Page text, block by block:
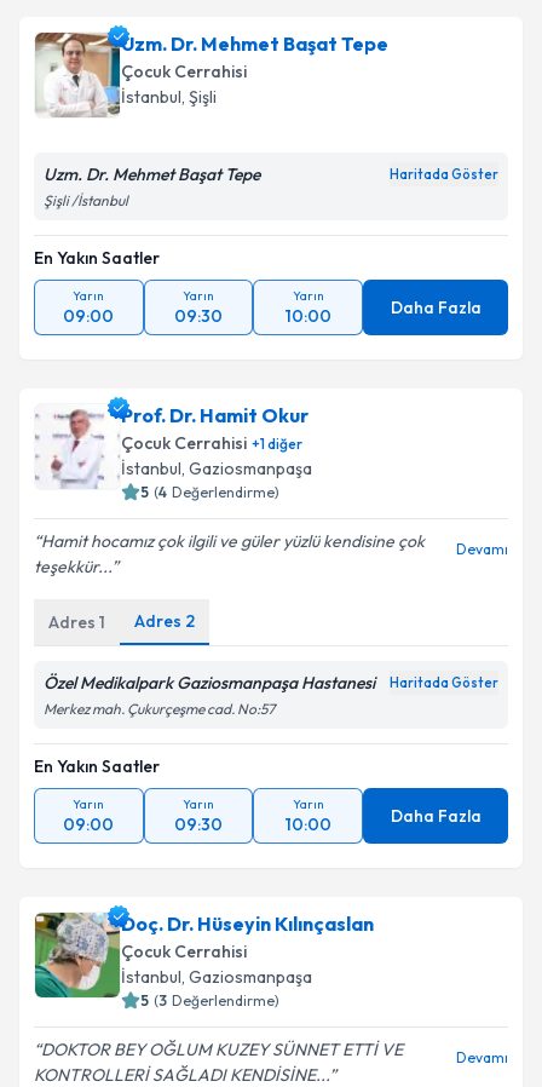
Uzm. Dr. Mehmet Başat Tepe
Çocuk Cerrahisi
İstanbul, Şişli
Uzm. Dr. Mehmet Başat Tepe Haritada Göster
Şişli /İstanbul
En Yakın Saatler
Yarın
09:00
Yarın
09:30
Yarın
10:00 Daha Fazla
Prof. Dr. Hamit Okur
Çocuk Cerrahisi +1diğer
İstanbul, Gaziosmanpaşa
5 (4 Değerlendirme)
Hamit hocamız çok ilgili ve güler yüzlü kendisine çok
teşekkür...
Devamı
Adres 1 Adres 2
Özel Medikalpark Gaziosmanpaşa Hastanesi Haritada Göster
Merkez mah. Çukurçeşme cad. No:57
En Yakın Saatler
Yarın
09:00
Yarın
09:30
Yarın
10:00 Daha Fazla
Doç. Dr. Hüseyin Kılınçaslan
Çocuk Cerrahisi
İstanbul, Gaziosmanpaşa
5 (3 Değerlendirme)
DOKTOR BEY OĞLUM KUZEY SÜNNET ETTİ VE
KONTROLLERİ SAĞLADI KENDİSİNE...
Devamı